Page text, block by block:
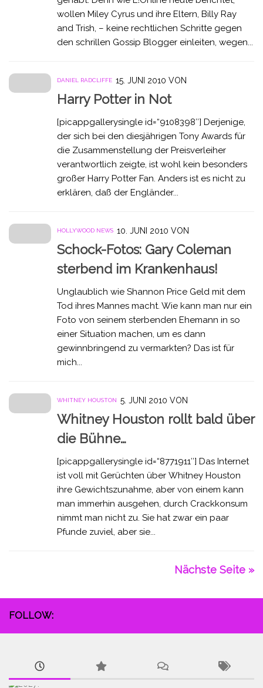
wollen Miley Cyrus und ihre Eltern, Billy Ray
and Trish, – keine rechtlichen Schritte gegen
den schrillen Gossip Blogger einleiten, wegen...
DANIEL RADCLIFFE 15. JUNI 2010 VON
Harry Potter in Not
[picappgallerysingle id=“9108398″] Derjenige,
der sich bei den diesjährigen Tony Awards für
die Zusammenstellung der Preisverleiher
verantwortlich zeigte, ist wohl kein besonders
großer Harry Potter Fan. Anders ist es nicht zu
erklären, daß der Engländer...
HOLLYWOOD NEWS 10. JUNI 2010 VON
Schock-Fotos: Gary Coleman
sterbend im Krankenhaus!
Unglaublich wie Shannon Price Geld mit dem
Tod ihres Mannes macht. Wie kann man nur ein
Foto von seinem sterbenden Ehemann in so
einer Situation machen, um es dann
gewinnbringend zu vermarkten? Das ist für
mich...
WHITNEY HOUSTON 5. JUNI 2010 VON
Whitney Houston rollt bald über
die Bühne…
[picappgallerysingle id=“8771911″] Das Internet
ist voll mit Gerüchten über Whitney Houston
ihre Gewichtszunahme, aber von einem kann
man immerhin ausgehen, durch Crackkonsum
nimmt man nicht zu. Sie hat zwar ein paar
Pfunde zuviel, aber sie...
Nächste Seite »
FOLLOW: